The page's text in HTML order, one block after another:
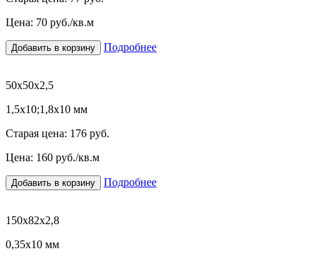
Цена: 70 руб./кв.м
Добавить в корзину Подробнее
50х50х2,5
1,5х10;1,8х10 мм
Старая цена: 176 руб.
Цена: 160 руб./кв.м
Добавить в корзину Подробнее
150х82х2,8
0,35х10 мм